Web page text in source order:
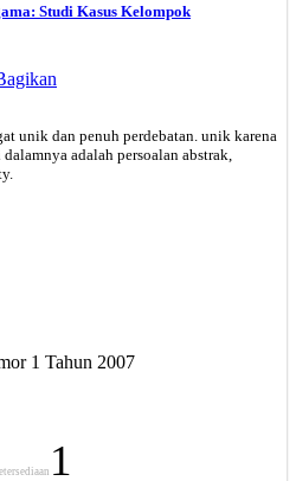
Studi Kasus Kelompok
unik dan penuh perdebatan. unik karena
adalah persoalan abstrak,
1 Tahun 2007
1